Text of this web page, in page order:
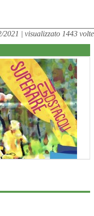
| visualizzato 1443 volte
Pesce al CN Uisp